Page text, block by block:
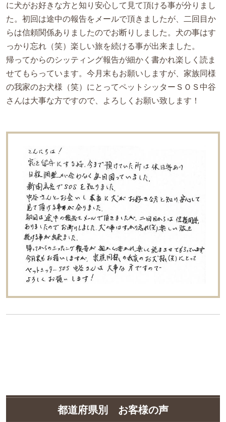
に犬がお好きな方と知り安心して見て頂ける事が分りまし
た。初回は途中の報告をメールで頂きましたが、二回目か
らは信頼関係ありましたのでお断りしました。犬の事はす
っかり忘れ（笑）楽しい旅を続ける事が出来ました。
帰ってからのシッティング報告が細かく書かれ楽しく読ま
せてもらっています。今月末もお願いしますが、家族同様
の我家のお犬様（笑）にとってペットシッターＳＯＳ中谷
さんは大事な方ですので、よろしくお願い致します！
都道府県別 お客様の声